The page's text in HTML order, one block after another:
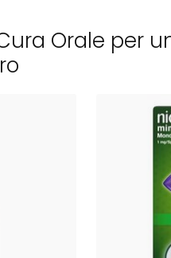
Orale per